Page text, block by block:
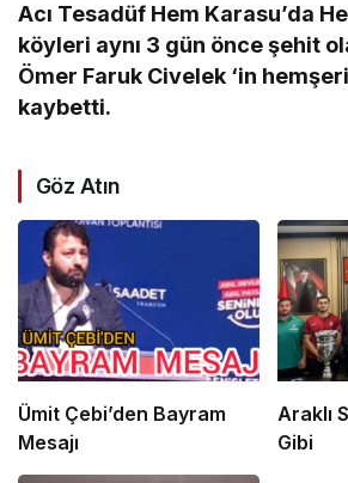
Acı Tesadüf Hem Karasu’da
köyleri aynı 3 gün önce şehit
Ömer Faruk Civelek ‘in
kaybetti.
Göz Atın
Ümit Çebi’den Bayram
Mesajı
Araklı Spor’da Fabrika
Gibi